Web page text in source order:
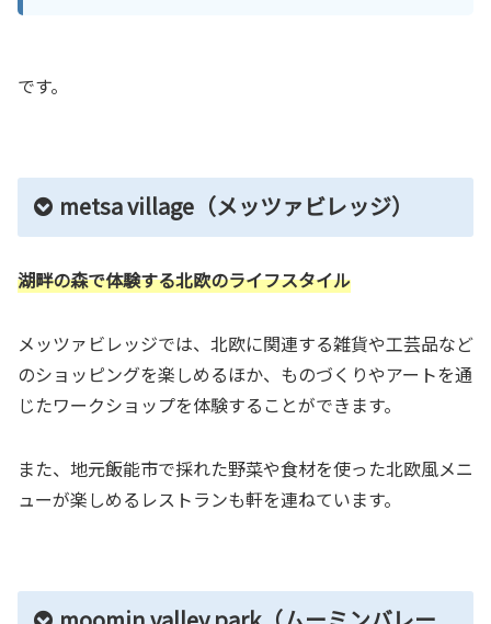
です。
metsa village（メッツァビレッジ）
湖畔の森で体験する北欧のライフスタイル
メッツァビレッジでは、北欧に関連する雑貨や工芸品など
のショッピングを楽しめるほか、ものづくりやアートを通
じたワークショップを体験することができます。
また、地元飯能市で採れた野菜や食材を使った北欧風メニ
ューが楽しめるレストランも軒を連ねています。